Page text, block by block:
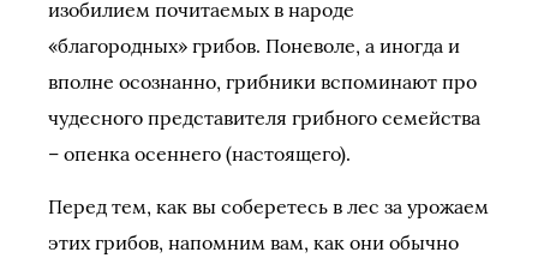
изобилием почитаемых в народе
«благородных» грибов. Поневоле, а иногда и
вполне осознанно, грибники вспоминают про
чудесного представителя грибного семейства
– опенка осеннего (настоящего).
Перед тем, как вы соберетесь в лес за урожаем
этих грибов, напомним вам, как они обычно